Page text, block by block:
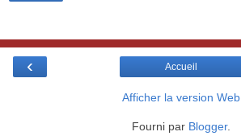
‹ Accueil
Afficher la version Web
Fourni par Blogger.